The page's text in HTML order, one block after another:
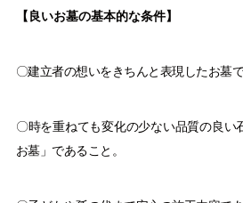
【良いお墓の基本的な条件】
〇建立者の想いをきちんと表現したお墓で
〇時を重ねても変化の少ない品質の良い
お墓」であること。